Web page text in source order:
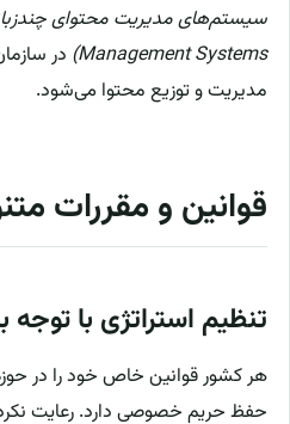
Management Systems) در
مدیریت و توزیع محتوا می‌شود.
قوانین و مقررات
تنظیم استراتژی با
هر کشور قوانین خاص خود را در حوزه
حفظ حریم خصوصی دارد. رعایت